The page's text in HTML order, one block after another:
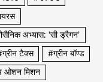
अभ्यास: ‘सी ड्रैगन’
टैक्स #ग्रीन बॉण्ड
ओशन मिशन